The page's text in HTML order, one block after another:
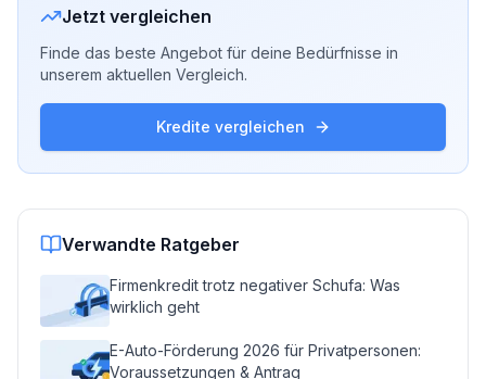
Jetzt vergleichen
Finde das beste Angebot für deine Bedürfnisse in
unserem aktuellen Vergleich.
Kredite vergleichen
Verwandte Ratgeber
Firmenkredit trotz negativer Schufa: Was
wirklich geht
E-Auto-Förderung 2026 für Privatpersonen:
Voraussetzungen & Antrag